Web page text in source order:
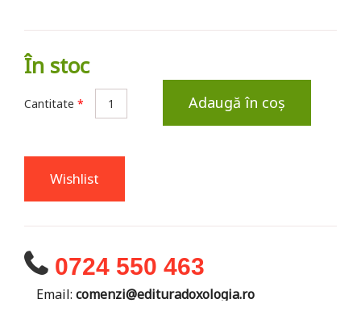
În stoc
Cantitate * Adaugă în coș
Wishlist
0724 550 463
Email: comenzi@edituradoxologia.ro